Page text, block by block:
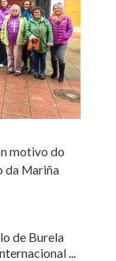
motivo do
da Mariña
de Burela
...